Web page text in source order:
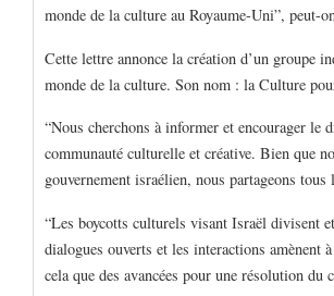
monde de la culture au Royaume-Uni”, peut-
Cette lettre annonce la création d’un groupe
monde de la culture. Son nom : la Culture
“Nous cherchons à informer et encourager le
communauté culturelle et créative. Bien que
gouvernement israélien, nous partageons
“Les boycotts culturels visant Israël divisent
dialogues ouverts et les interactions amènent
cela que des avancées pour une résolution